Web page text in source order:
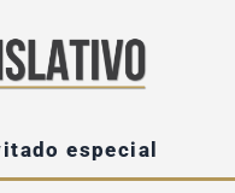
especial